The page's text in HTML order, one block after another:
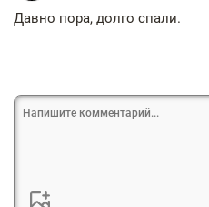
Давно пора, долго спали.